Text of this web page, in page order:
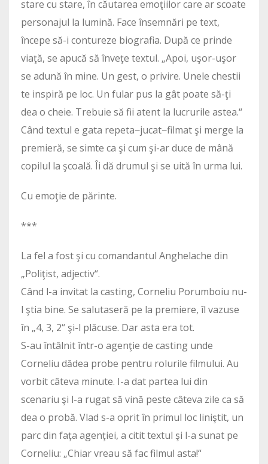
stare cu stare, în căutarea emoţiilor care ar scoate
personajul la lumină. Face însemnări pe text,
începe să-i contureze biografia. După ce prinde
viaţă, se apucă să înveţe textul. „Apoi, uşor-uşor
se adună în mine. Un gest, o privire. Unele chestii
te inspiră pe loc. Un fular pus la gât poate să-ţi
dea o cheie. Trebuie să fii atent la lucrurile astea.“
Când textul e gata repeta−jucat−filmat şi merge la
premieră, se simte ca şi cum şi-ar duce de mână
copilul la şcoală. Îi dă drumul şi se uită în urma lui.
Cu emoţie de părinte.
***
La fel a fost şi cu comandantul Anghelache din
„Poliţist, adjectiv“.
Când l-a invitat la casting, Corneliu Porumboiu nu-
l ştia bine. Se salutaseră pe la premiere, îl vazuse
în „4, 3, 2“ şi-l plăcuse. Dar asta era tot.
S-au întâlnit într-o agenţie de casting unde
Corneliu dădea probe pentru rolurile filmului. Au
vorbit câteva minute. I-a dat partea lui din
scenariu şi l-a rugat să vină peste câteva zile ca să
dea o probă. Vlad s-a oprit în primul loc liniştit, un
parc din faţa agenţiei, a citit textul şi l-a sunat pe
Corneliu: „Chiar vreau să fac filmul asta!“